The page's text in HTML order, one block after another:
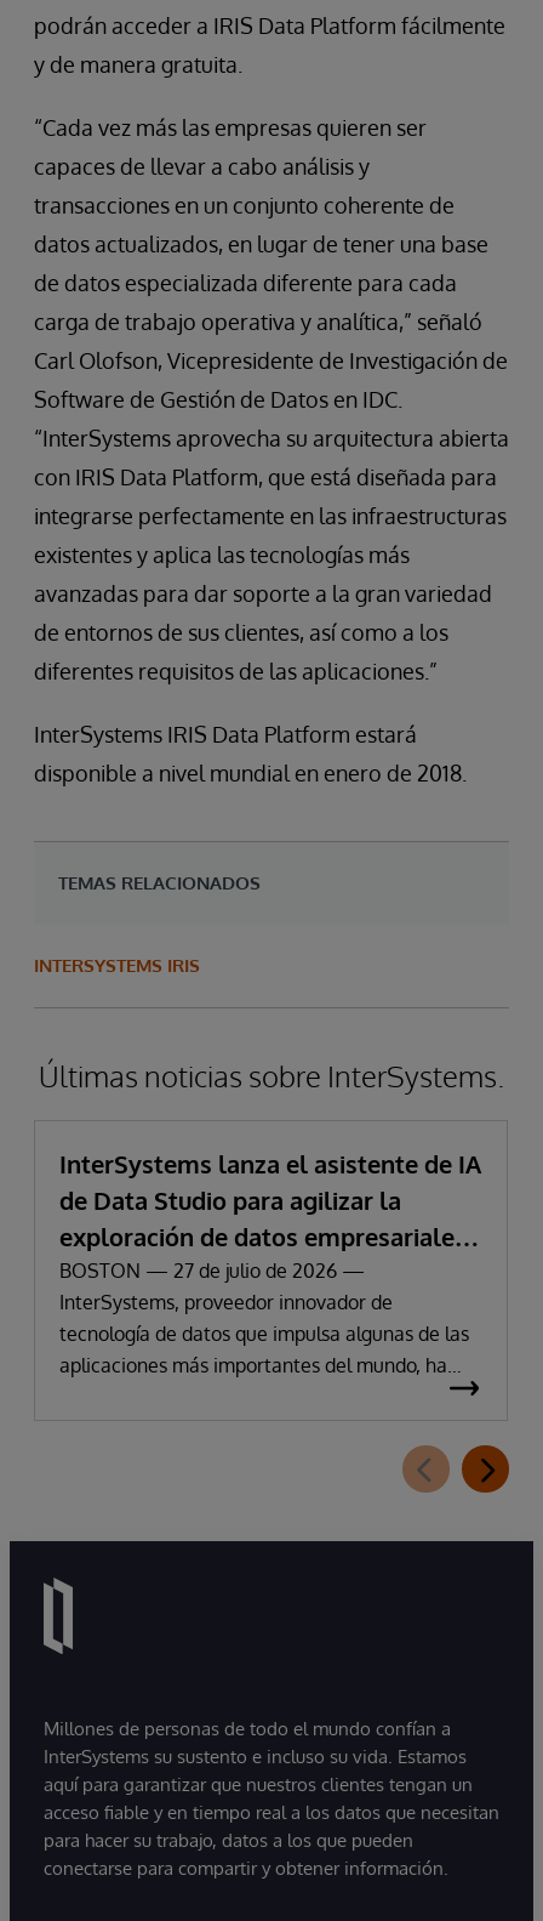
podrán acceder a IRIS Data Platform fácilmente
y de manera gratuita.
“Cada vez más las empresas quieren ser
capaces de llevar a cabo análisis y
transacciones en un conjunto coherente de
datos actualizados, en lugar de tener una base
de datos especializada diferente para cada
carga de trabajo operativa y analítica,” señaló
Carl Olofson, Vicepresidente de Investigación de
Software de Gestión de Datos en IDC.
“InterSystems aprovecha su arquitectura abierta
con IRIS Data Platform, que está diseñada para
integrarse perfectamente en las infraestructuras
existentes y aplica las tecnologías más
avanzadas para dar soporte a la gran variedad
de entornos de sus clientes, así como a los
diferentes requisitos de las aplicaciones.”
InterSystems IRIS Data Platform estará
disponible a nivel mundial en enero de 2018.
TEMAS RELACIONADOS
INTERSYSTEMS IRIS
Últimas noticias sobre InterSystems.
InterSystems lanza el asistente de IA
de Data Studio para agilizar la
exploración de datos empresariales
y la obtención de información
BOSTON — 27 de julio de 2026 —
InterSystems, proveedor innovador de
tecnología de datos que impulsa algunas de las
aplicaciones más importantes del mundo, ha
anunciado hoy la disponibilidad de InterSystems
para InterSystems Data Studio basada en IA
generativa que permite a las organizaciones
interacciones en lenguaje natural. A medida que
la IA a utilizarla en entornos de producción,
estos sistemas acceso a información fiable,
actualizada y preparada para su uso
empresarial.
Millones de personas de todo el mundo confían a
InterSystems su sustento e incluso su vida. Estamos
aquí para garantizar que nuestros clientes tengan un
acceso fiable y en tiempo real a los datos que necesitan
para hacer su trabajo, datos a los que pueden
conectarse para compartir y obtener información.